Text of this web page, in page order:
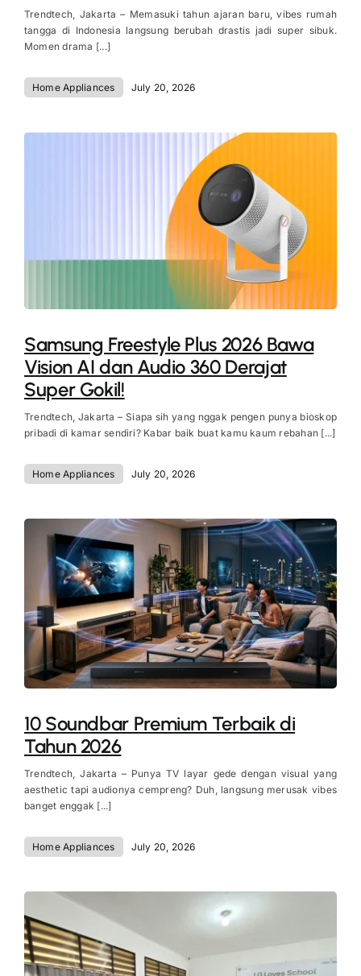
Trendtech, Jakarta – Memasuki tahun ajaran baru, vibes rumah
tangga di Indonesia langsung berubah drastis jadi super sibuk.
Momen drama [...]
Home Appliances July 20, 2026
Samsung Freestyle Plus 2026 Bawa
Vision AI dan Audio 360 Derajat
Super Gokil!
Trendtech, Jakarta – Siapa sih yang nggak pengen punya bioskop
pribadi di kamar sendiri? Kabar baik buat kamu kaum rebahan [...]
Home Appliances July 20, 2026
10 Soundbar Premium Terbaik di
Tahun 2026
Trendtech, Jakarta – Punya TV layar gede dengan visual yang
aesthetic tapi audionya cempreng? Duh, langsung merusak vibes
banget enggak [...]
Home Appliances July 20, 2026